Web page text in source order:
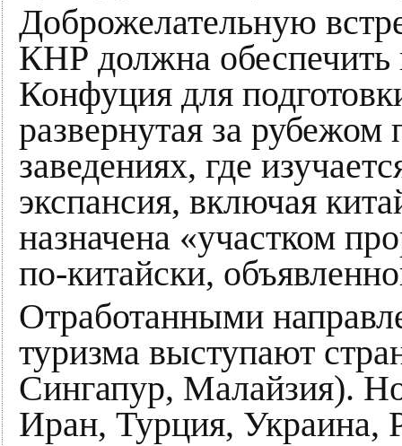
Доброжелательную
КНР должна обеспечить
Конфуция для
развернутая за
заведениях, где
экспансия, включая
назначена «участком
по-китайски,
Отработанными
туризма выступают
Сингапур, Малайзия).
Иран, Турция, Украина,